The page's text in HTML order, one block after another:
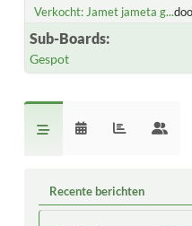
Verkocht: Jamet jameta g...
Sub-Boards
Gespot
Recente berichten